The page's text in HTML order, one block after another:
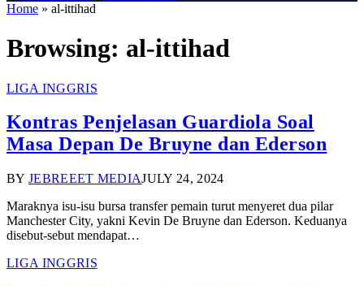
Home » al-ittihad
Browsing: al-ittihad
LIGA INGGRIS
Kontras Penjelasan Guardiola Soal
Masa Depan De Bruyne dan Ederson
BY JEBREEET MEDIAJULY 24, 2024
Maraknya isu-isu bursa transfer pemain turut menyeret dua pilar
Manchester City, yakni Kevin De Bruyne dan Ederson. Keduanya
disebut-sebut mendapat…
LIGA INGGRIS